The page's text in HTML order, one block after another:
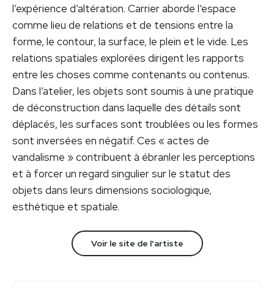
l’expérience d’altération. Carrier aborde l’espace
comme lieu de relations et de tensions entre la
forme, le contour, la surface, le plein et le vide. Les
relations spatiales explorées dirigent les rapports
entre les choses comme contenants ou contenus.
Dans l’atelier, les objets sont soumis à une pratique
de déconstruction dans laquelle des détails sont
déplacés, les surfaces sont troublées ou les formes
sont inversées en négatif. Ces « actes de
vandalisme » contribuent à ébranler les perceptions
et à forcer un regard singulier sur le statut des
objets dans leurs dimensions sociologique,
esthétique et spatiale.
Voir le site de l'artiste